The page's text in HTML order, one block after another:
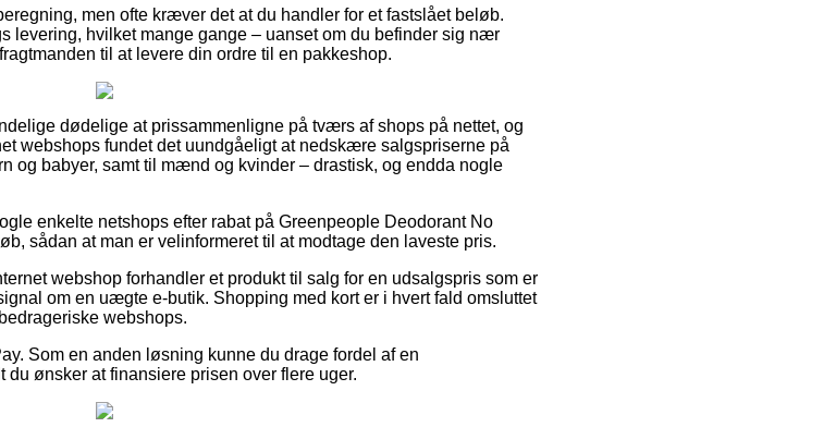
men ofte kræver det at du handler for et fastslået beløb.
levering, hvilket mange gange – uanset om du befinder sig nær
til at levere din ordre til en pakkeshop.
dødelige at prissammenligne på tværs af shops på nettet, og
webshops fundet det uundgåeligt at nedskære salgspriserne på
og babyer, samt til mænd og kvinder – drastisk, og endda nogle
enkelte netshops efter rabat på Greenpeople Deodorant No
sådan at man er velinformeret til at modtage den laveste pris.
webshop forhandler et produkt til salg for en udsalgspris som er
om en uægte e-butik. Shopping med kort er i hvert fald omsluttet
webshops.
Som en anden løsning kunne du drage fordel af en
ønsker at finansiere prisen over flere uger.